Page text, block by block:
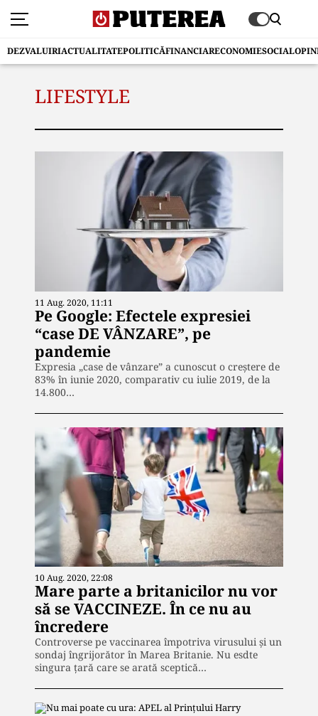
DEZVALUIRIACTUALITATEPOLITICĂFINANCIARECONOMIESOCIAL
LIFESTYLE
11 Aug. 2020, 11:11
Pe Google: Efectele expresiei
“case DE VÂNZARE”, pe
pandemie
Expresia „case de vânzare” a cunoscut o creștere de
83% în iunie 2020, comparativ cu iulie 2019, de la
14.800…
10 Aug. 2020, 22:08
Mare parte a britanicilor nu vor
să se VACCINEZE. În ce nu au
încredere
Controverse pe vaccinarea împotriva virusului și un
sondaj îngrijorător în Marea Britanie. Nu esdte
singura țară care se arată sceptică…